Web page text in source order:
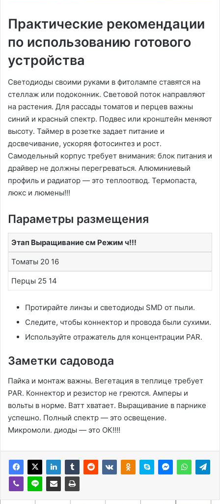
Практические рекомендации
по использованию готового
устройства
Светодиоды своими руками в фитолампе ставятся на
стеллаж или подоконник․ Световой поток направляют
на растения․ Для рассады томатов и перцев важны
синий и красный спектр․ Подвес или кронштейн меняют
высоту․ Таймер в розетке задает питание и
досвечивание, ускоряя фотосинтез и рост․
Самодельный корпус требует внимания: блок питания и
драйвер не должны перегреваться․ Алюминиевый
профиль и радиатор — это теплоотвод․ Термопаста,
люкс и люмены!!!
Параметры размещения
Этап Выращивание см Режим ч!!!
Томаты 20 16
Перцы 25 14
Протирайте линзы и светодиоды SMD от пыли․
Следите, чтобы коннектор и провода были сухими․
Используйте отражатель для концентрации PAR․
Заметки садовода
Пайка и монтаж важны․ Вегетация в теплице требует
PAR․ Коннектор и резистор не греются․ Амперы и
вольты в норме․ Ватт хватает․ Выращивание в парнике
успешно․ Полный спектр — это освещение․
Микромоли․ диоды — это ОК!!!!